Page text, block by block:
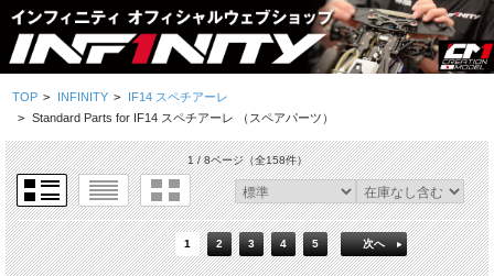
TOP > INFINITY > IF14 スペチアーレ
> Standard Parts for IF14 スペチアーレ （スペアパーツ）
1 / 8ページ（全158件）
1 2 3 4 5 次へ